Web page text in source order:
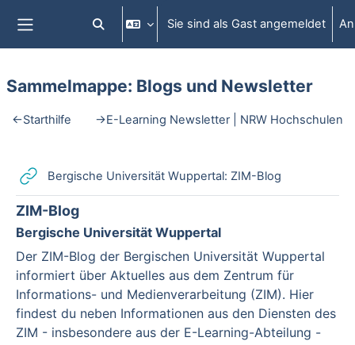
Website-Übersicht
Sucheingabe umschaltenSie sind als Gast angemeldet
Sammelmappe: Blogs und Newsletter
Abschnittsübersicht
←Starthilfe →E-Learning Newsletter | NRW Hochschulen
Bergische Universität Wuppertal: ZIM-Blog
ZIM-Blog
Bergische Universität Wuppertal
Der ZIM-Blog der Bergischen Universität Wuppertal
informiert über Aktuelles aus dem Zentrum für
Informations- und Medienverarbeitung (ZIM). Hier
findest du neben Informationen aus den Diensten des
ZIM - insbesondere aus der E-Learning-Abteilung -